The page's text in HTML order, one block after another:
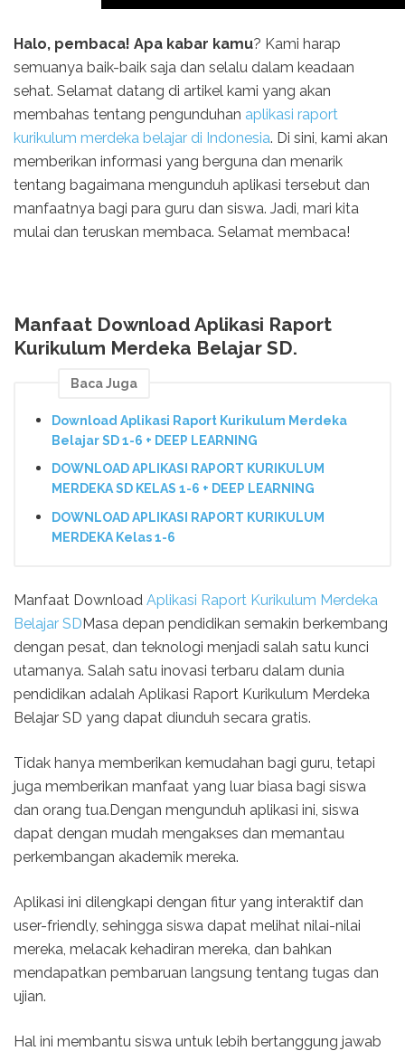
Halo, pembaca! Apa kabar kamu? Kami harap
semuanya baik-baik saja dan selalu dalam keadaan
sehat. Selamat datang di artikel kami yang akan
membahas tentang pengunduhan aplikasi raport
kurikulum merdeka belajar di Indonesia. Di sini, kami akan
memberikan informasi yang berguna dan menarik
tentang bagaimana mengunduh aplikasi tersebut dan
manfaatnya bagi para guru dan siswa. Jadi, mari kita
mulai dan teruskan membaca. Selamat membaca!
Manfaat Download Aplikasi Raport
Kurikulum Merdeka Belajar SD.
Baca Juga
Download Aplikasi Raport Kurikulum Merdeka
Belajar SD 1-6 + DEEP LEARNING
DOWNLOAD APLIKASI RAPORT KURIKULUM
MERDEKA SD KELAS 1-6 + DEEP LEARNING
DOWNLOAD APLIKASI RAPORT KURIKULUM
MERDEKA Kelas 1-6
Manfaat Download Aplikasi Raport Kurikulum Merdeka
Belajar SDMasa depan pendidikan semakin berkembang
dengan pesat, dan teknologi menjadi salah satu kunci
utamanya. Salah satu inovasi terbaru dalam dunia
pendidikan adalah Aplikasi Raport Kurikulum Merdeka
Belajar SD yang dapat diunduh secara gratis.
Tidak hanya memberikan kemudahan bagi guru, tetapi
juga memberikan manfaat yang luar biasa bagi siswa
dan orang tua.Dengan mengunduh aplikasi ini, siswa
dapat dengan mudah mengakses dan memantau
perkembangan akademik mereka.
Aplikasi ini dilengkapi dengan fitur yang interaktif dan
user-friendly, sehingga siswa dapat melihat nilai-nilai
mereka, melacak kehadiran mereka, dan bahkan
mendapatkan pembaruan langsung tentang tugas dan
ujian.
Hal ini membantu siswa untuk lebih bertanggung jawab